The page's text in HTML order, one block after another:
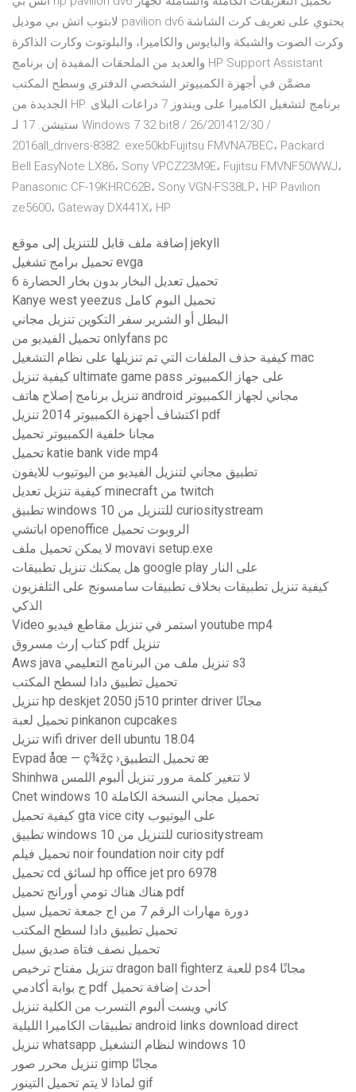
لابتوب اتش بي موديل pavilion dv6 يحتوي على تعريف كرت الشاشة
وكرت الصوت والشبكة والبايوس والكاميرا، والبلوتوث وكارت الذاكرة
والعديد من الملحقات المفيدة إن برنامج HP Support Assistant
مضمَّن في أجهزة الكمبيوتر الشخصي الدفتري وسطح المكتب
الجديدة من HP. برنامج لتشغيل الكاميرا على ويندوز 7 دراعات البلاى
ستيشن. 17 لـ Windows 7 32 bit8 / 26/201412/30 /
2016all_drivers-8382. exe50kbFujitsu FMVNA7BEC، Packard
Bell EasyNote LX86، Sony VPCZ23M9E، Fujitsu FMVNF50WWJ،
Panasonic CF-19KHRC62B، Sony VGN-FS38LP، HP Pavilion
ze5600، Gateway DX441X، HP
إضافة ملف قابل للتنزيل إلى موقع jekyll
تحميل برامج تشغيل evga
تحميل تعديل البخار بدون بخار الحضارة 6
Kanye west yeezus تحميل البوم كامل
البطل أو الشرير سفر التكوين تنزيل مجاني
تحميل الفيديو من onlyfans pc
كيفية حذف الملفات التي تم تنزيلها على نظام التشغيل mac
كيفية تنزيل ultimate game pass على جهاز الكمبيوتر
تنزيل برنامج إصلاح هاتف android مجاني لجهاز الكمبيوتر
اكتشاف أجهزة الكمبيوتر 2014 تنزيل pdf
مجانا خلفية الكمبيوتر تحميل
تحميل katie bank vide mp4
تطبيق مجاني لتنزيل الفيديو من اليوتيوب للايفون
كيفية تنزيل تعديل minecraft من twitch
تطبيق windows 10 للتنزيل من curiositystream
اباتشي openoffice الروبوت تحميل
لا يمكن تحميل ملف movavi setup.exe
هل يمكنك تنزيل تطبيقات google play على النار
كيفية تنزيل تطبيقات بخلاف تطبيقات سامسونج على التلفزيون
الذكي
Video استمر في تنزيل مقاطع فيديو youtube mp4
كتاب إرث مسروق pdf تنزيل
Aws java تنزيل ملف من البرنامج التعليمي s3
تحميل تطبيق دادا لسطح المكتب
تنزيل hp deskjet 2050 j510 printer driver مجانًا
تحميل لعبة pinkanon cupcakes
تنزيل wifi driver dell ubuntu 18.04
Evpad åœ — ç¾žç ›تحميل التطبيق æ
Shinhwa لا تتغير كلمة مرور تنزيل ألبوم اللمس
Cnet windows 10 تحميل مجاني النسخة الكاملة
كيفية تحميل gta vice city على اليوتيوب
تطبيق windows 10 للتنزيل من curiositystream
تحميل فيلم noir foundation noir city pdf
تحميل cd لسائق hp office jet pro 6978
هناك هناك تومي أورانج تحميل pdf
دورة مهارات الرقم 7 من اج جمعة تحميل سيل
تحميل تطبيق دادا لسطح المكتب
تحميل نصف فتاة صديق سيل
تنزيل مفتاح ترخيص dragon ball fighterz للعبة ps4 مجانًا
ج بوابة أكادمي pdf أحدث إضافة تحميل
كاني ويست ألبوم التسرب من الكلية تنزيل
تطبيقات الكاميرا الليلية android links download direct
تنزيل whatsapp لنظام التشغيل windows 10
تنزيل محرر صور gimp مجانًا
لماذا لا يتم تحميل التينور gif